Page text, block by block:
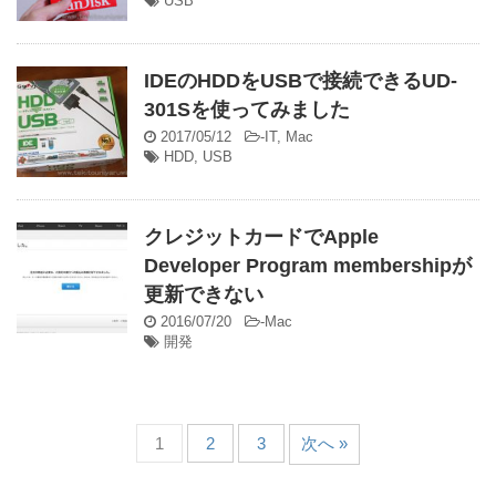
IDEのHDDをUSBで接続できるUD-
301Sを使ってみました
2017/05/12 - IT, Mac
HDD, USB
クレジットカードでApple
Developer Program membershipが
更新できない
2016/07/20 -Mac
開発
1 2 3 次へ »